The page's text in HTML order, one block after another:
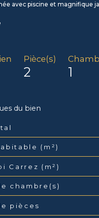
avec piscine et magnifique
Pièce(s)
2 1
du bien
Valeurs
(m²)
Carrez (m²)
chambre(s)
pièces